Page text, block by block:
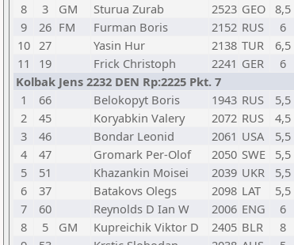
8
3 GM Sturua Zurab 2523 GEO 8,5
9
26 FM Furman Boris 2152 RUS 6
10 27 Yasin Hur 2138 TUR 6,5
11
19 Frick Christoph 2241 GER 6
Kolbak Jens 2232 DEN Rp:2225 Pkt. 7
1
66 Belokopyt Boris 1943 RUS 5,5
2
45 Koryabkin Valery 2072 RUS 4,5
3
46 Bondar Leonid 2061 USA 5,5
4
47 Gromark Per-Olof 2050 SWE 5,5
5
51 Khazankin Moisei 2039 UKR 5,5
6
37 Batakovs Olegs 2098 LAT 5,5
7
60 Reynolds D Ian W 2006 ENG 6
8
5 GM Kupreichik Viktor D 2405 BLR 8